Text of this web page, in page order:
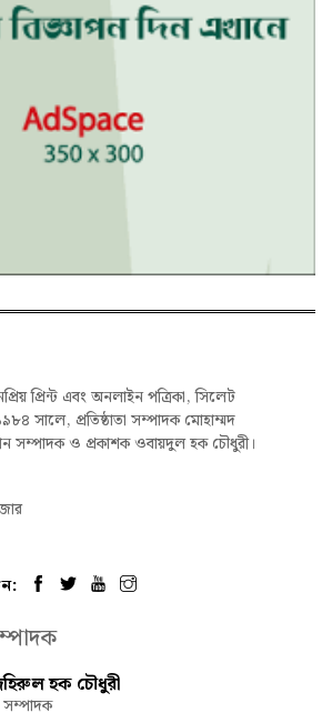
প্রিন্ট এবং অনলাইন পত্রিকা, সিলেট
সালে, প্রতিষ্ঠাতা সম্পাদক মোহাম্মদ
সম্পাদক ও প্রকাশক ওবায়দুল হক চৌধুরী।
হক চৌধুরী
সম্পাদক